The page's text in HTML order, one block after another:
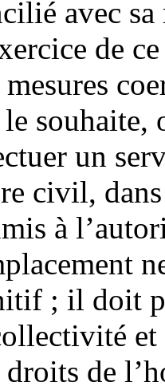
avec
de
mesures
le souhaite,
un
civil,
à
; il doit
et
droits de